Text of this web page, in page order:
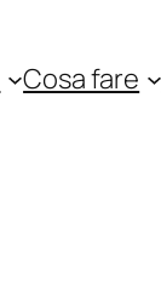
Cosa fare